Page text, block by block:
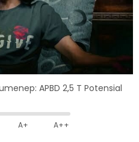
APBD 2,5 T Potensial
A+ A++